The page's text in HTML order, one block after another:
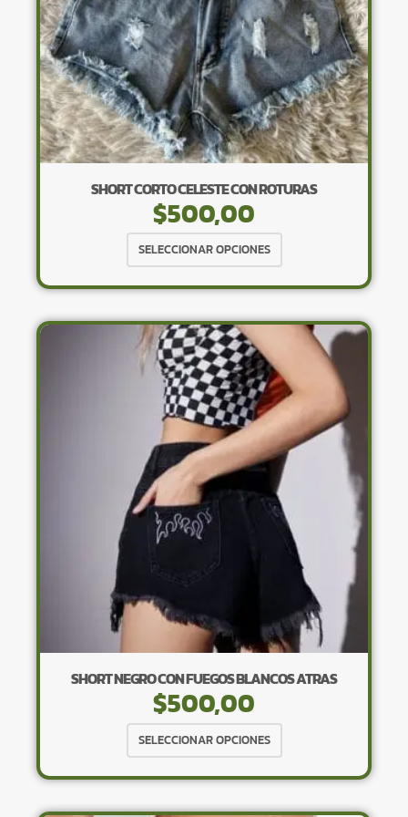
página
de
producto
SHORT CORTO CELESTE CON ROTURAS
$500,00
SELECCIONAR OPCIONES
producto
tiene
variantes.
opciones
se
pueden
elegir
en
la
página
de
producto
SHORT NEGRO CON FUEGOS BLANCOS ATRAS
$500,00
SELECCIONAR OPCIONES
producto
tiene